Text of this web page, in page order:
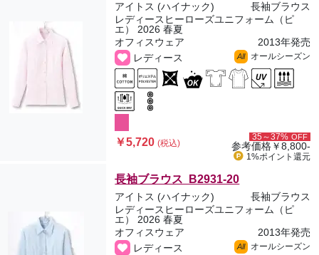
アイトス (ハイナック)
長袖ブラウス
レディースヒーローズユニフォーム（ピ
エ） 2026 春夏
オフィスウェア
2013年発売
レディース
All オールシーズン
￥5,720(税込)
35～37% OFF
参考価格￥8,800-
1%ポイント 還元
長袖ブラウス B2931-20
アイトス (ハイナック)
長袖ブラウス
レディースヒーローズユニフォーム（ピ
エ） 2026 春夏
オフィスウェア
2013年発売
レディース
All オールシーズン